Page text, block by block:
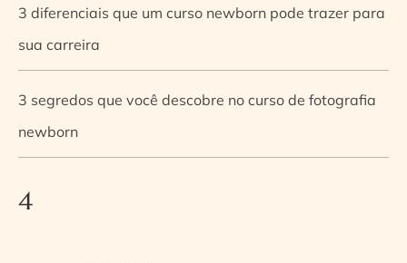
3 diferenciais que um curso newborn pode trazer para
sua carreira
3 segredos que você descobre no curso de fotografia
newborn
4